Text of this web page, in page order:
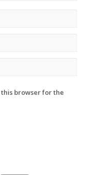
browser for the